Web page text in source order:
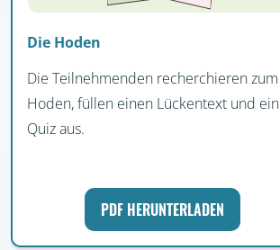
Die Hoden
Die Teilnehmenden recherchieren zum
Hoden, füllen einen Lückentext und ein
Quiz aus.
PDF HERUNTERLADEN